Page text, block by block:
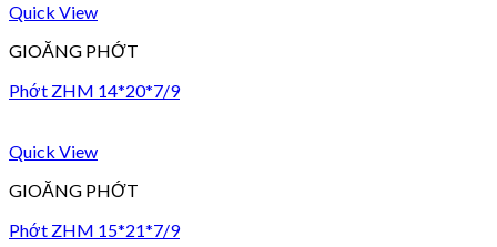
Quick View
GIOĂNG PHỚT
Phớt ZHM 14*20*7/9
Quick View
GIOĂNG PHỚT
Phớt ZHM 15*21*7/9